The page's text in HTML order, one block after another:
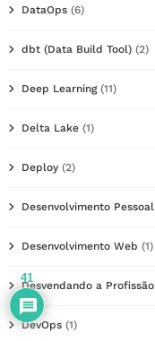
DataOps (6)
dbt (Data Build Tool) (2)
Deep Learning(11)
Delta Lake (1)
Deploy (2)
Desenvolvimento Pessoal
Desenvolvimento Web (1)
Desvendando a Profissão
DevOps (1)
41